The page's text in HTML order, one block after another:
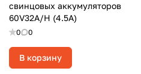
свинцовых аккумуляторов
60V32A/H (4.5A)
0 0
В корзину